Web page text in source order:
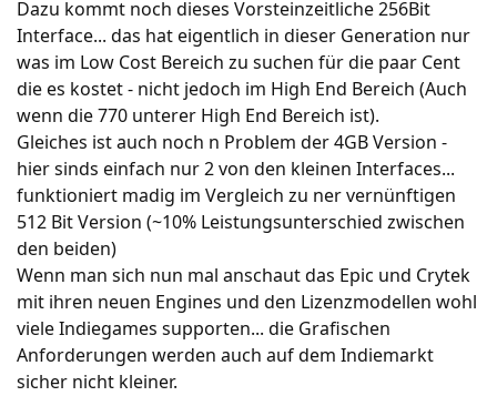
Dazu kommt noch dieses Vorsteinzeitliche 256Bit
Interface... das hat eigentlich in dieser Generation nur
was im Low Cost Bereich zu suchen für die paar Cent
die es kostet - nicht jedoch im High End Bereich (Auch
wenn die 770 unterer High End Bereich ist).
Gleiches ist auch noch n Problem der 4GB Version -
hier sinds einfach nur 2 von den kleinen Interfaces...
funktioniert madig im Vergleich zu ner vernünftigen
512 Bit Version (~10% Leistungsunterschied zwischen
den beiden)
Wenn man sich nun mal anschaut das Epic und Crytek
mit ihren neuen Engines und den Lizenzmodellen wohl
viele Indiegames supporten... die Grafischen
Anforderungen werden auch auf dem Indiemarkt
sicher nicht kleiner.